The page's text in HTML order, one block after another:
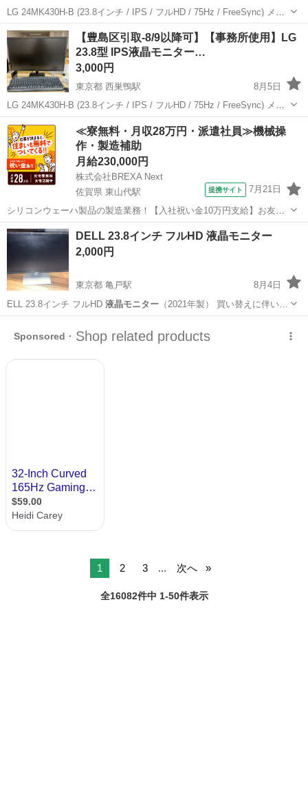
LG 24MK430H-B (23.8インチ / IPS / フルHD / 75Hz / FreeSync) メー
カー/型番： LG / 24MK430H-B サイズ/仕様： 23.8インチ / フルHD /
IPSパネ...
東京 豊島区 西巣鴨駅 その他 IPS液晶
【豊島区引取-8/9以降可】【事務所使用】LG
23.8型 IPS液晶モニター…
3,000円
東京都 西巣鴨駅
8月5日
LG 24MK430H-B (23.8インチ / IPS / フルHD / 75Hz / FreeSync) メー
カー/型番： LG / 24MK430H-B サイズ/仕様： 23.8インチ / フルHD /
IPSパネ...
東京 豊島区 西巣鴨駅 その他 IPS液晶
≪寮無料・月収28万円・派遣社員≫機械操
作・製造補助
月給230,000円
株式会社BREXA Next
佐賀県 東山代駅
提携サイト 7月21日
シリコンウェーハ製品の製造業務！【入社祝い金10万円支給】お友達
やカップルとの応募OK◎年間休日129日＆休出なしでプライベート充
実♪業務はクリーンルームで快適作業◎自社正社員登用制度あり★1食
300円～の格安食堂あり！《佐...
佐賀 伊万里市 東山代駅 その他
DELL 23.8インチ フルHD 液晶モニター
2,000円
東京都 亀戸駅
8月4日
ELL 23.8インチ フルHD 液晶モニター （2021年製） 買い替えに伴い…
1 2 3 ... 次へ
全16082件中 1-50件表示